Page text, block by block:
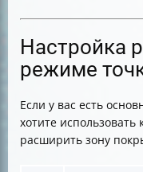
Настройка
режиме
Если у вас есть
хотите использовать
расширить зону